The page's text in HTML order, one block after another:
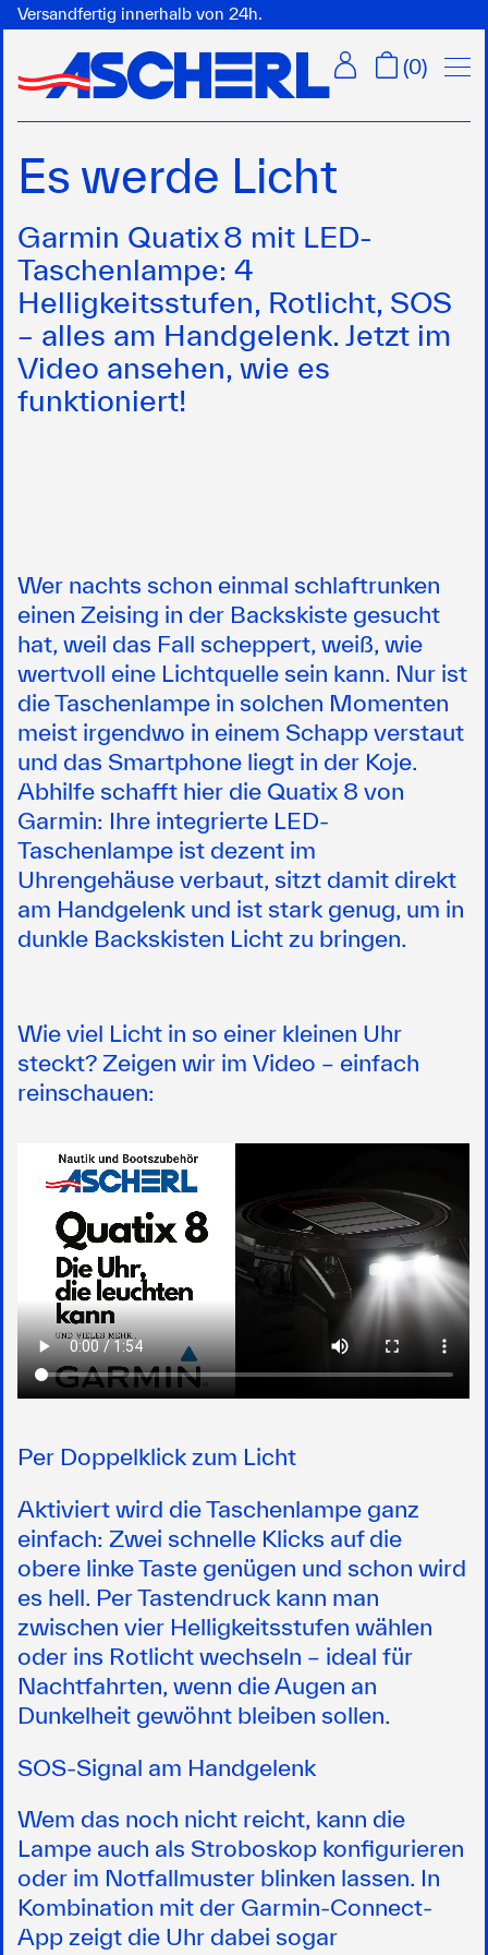
Versandfertig innerhalb von 24h.
(0)
Es werde Licht
Garmin Quatix 8 mit LED-
Taschenlampe: 4
Helligkeitsstufen, Rotlicht, SOS
– alles am Handgelenk. Jetzt im
Video ansehen, wie es
funktioniert!
Wer nachts schon einmal schlaftrunken
einen Zeising in der Backskiste gesucht
hat, weil das Fall scheppert, weiß, wie
wertvoll eine Lichtquelle sein kann. Nur ist
die Taschenlampe in solchen Momenten
meist irgendwo in einem Schapp verstaut
und das Smartphone liegt in der Koje.
Abhilfe schafft hier die Quatix 8 von
Garmin: Ihre integrierte LED-
Taschenlampe ist dezent im
Uhrengehäuse verbaut, sitzt damit direkt
am Handgelenk und ist stark genug, um in
dunkle Backskisten Licht zu bringen.
Wie viel Licht in so einer kleinen Uhr
steckt? Zeigen wir im Video – einfach
reinschauen:
Per Doppelklick zum Licht
Aktiviert wird die Taschenlampe ganz
einfach: Zwei schnelle Klicks auf die
obere linke Taste genügen und schon wird
es hell. Per Tastendruck kann man
zwischen vier Helligkeitsstufen wählen
oder ins Rotlicht wechseln – ideal für
Nachtfahrten, wenn die Augen an
Dunkelheit gewöhnt bleiben sollen.
SOS-Signal am Handgelenk
Wem das noch nicht reicht, kann die
Lampe auch als Stroboskop konfigurieren
oder im Notfallmuster blinken lassen. In
Kombination mit der Garmin-Connect-
App zeigt die Uhr dabei sogar